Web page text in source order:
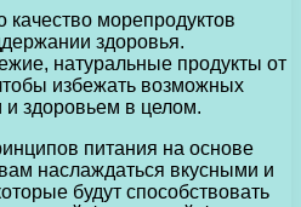
качество морепродуктов
здоровья.
натуральные продукты от
избежать возможных
здоровьем в целом.
питания на основе
наслаждаться вкусными и
будут способствовать